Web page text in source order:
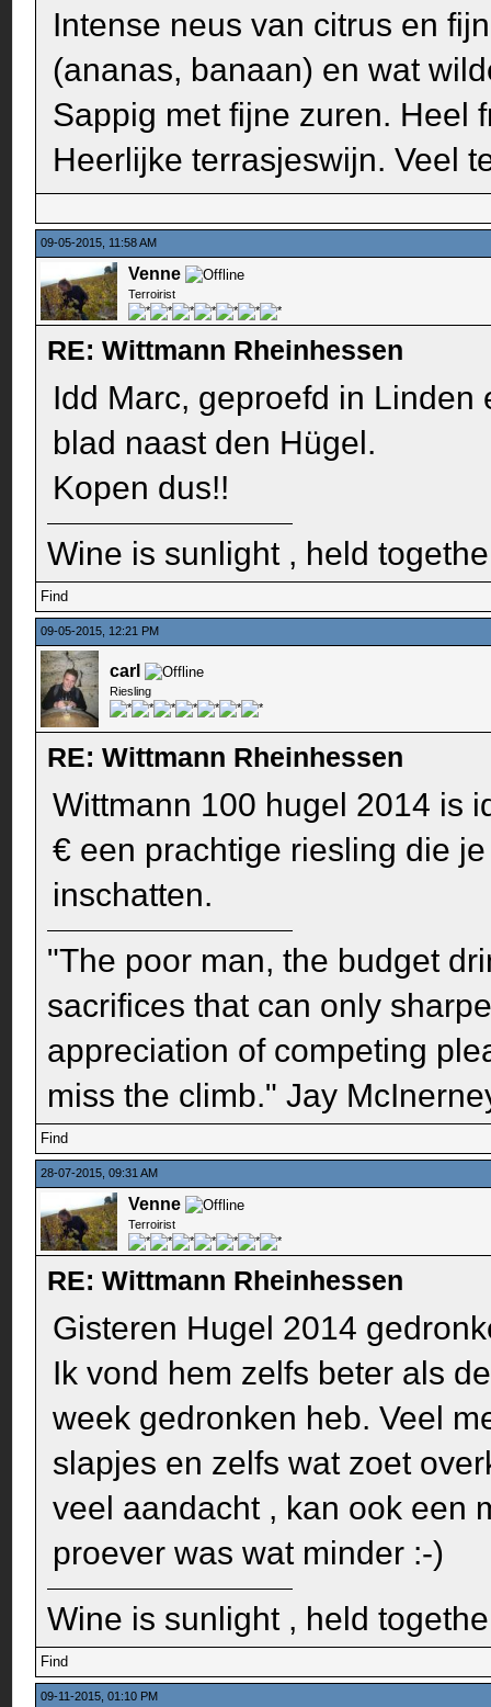
Intense neus van citrus en
(ananas, banaan) en wat
Sappig met fijne zuren. Heel
Heerlijke terrasjeswijn. Veel
09-05-2015, 11:58 AM
Venne
Terroirist
RE: Wittmann Rheinhessen
Idd Marc, geproefd in
blad naast den Hügel.
Kopen dus!!
Wine is sunlight , held
Find
09-05-2015, 12:21 PM
carl
Riesling
RE: Wittmann Rheinhessen
Wittmann 100 hugel 2014 is
€ een prachtige riesling die
inschatten.
"The poor man, the budget
sacrifices that can only
appreciation of competing
miss the climb." Jay
Find
28-07-2015, 09:31 AM
Venne
Terroirist
RE: Wittmann Rheinhessen
Gisteren Hugel 2014
Ik vond hem zelfs beter als
week gedronken heb. Veel
slapjes en zelfs wat zoet
veel aandacht , kan ook een
proever was wat minder :-)
Wine is sunlight , held
Find
09-11-2015, 01:10 PM